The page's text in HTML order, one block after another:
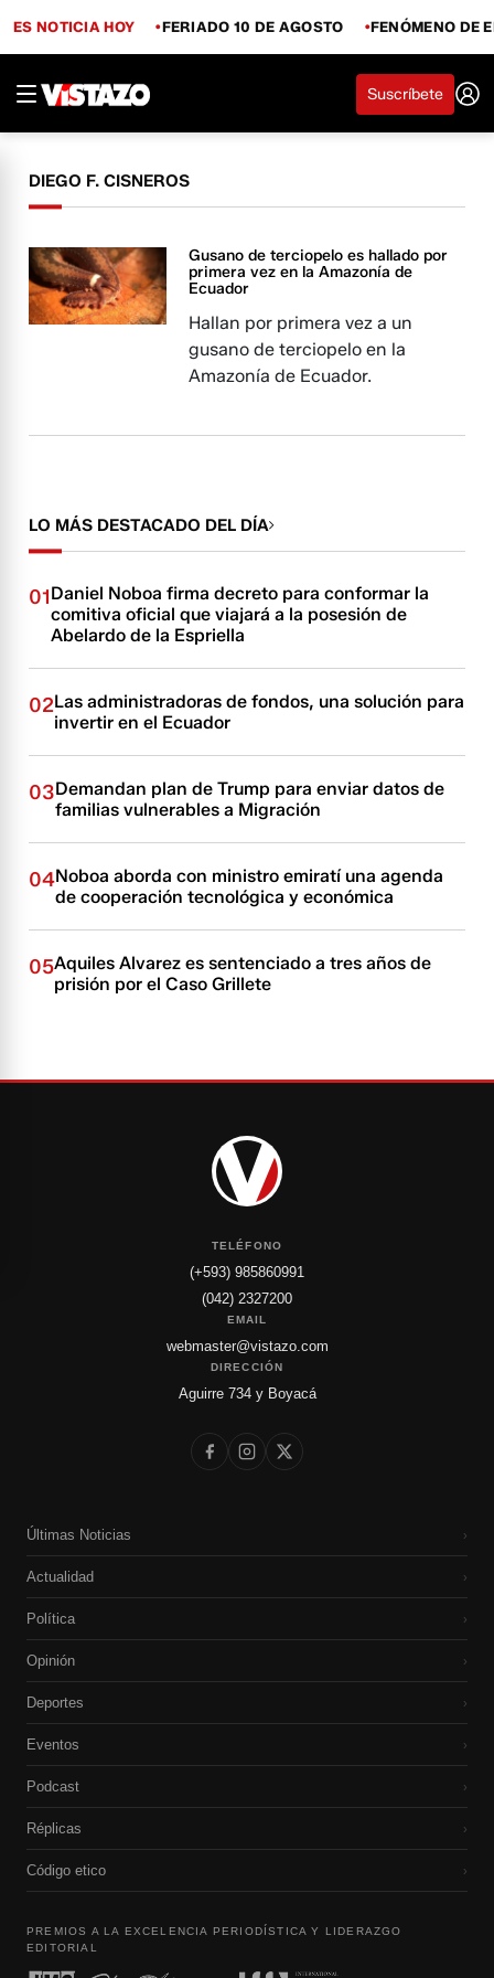
ES NOTICIA HOY FERIADO 10 DE AGOSTO FENÓMENO DE
Suscríbete
DIEGO F. CISNEROS
Gusano de terciopelo es hallado por
primera vez en la Amazonía de
Ecuador
Hallan por primera vez a un
gusano de terciopelo en la
Amazonía de Ecuador.
LO MÁS DESTACADO DEL DÍA
01Daniel Noboa firma decreto para conformar la
comitiva oficial que viajará a la posesión de
Abelardo de la Espriella
02Las administradoras de fondos, una solución para
invertir en el Ecuador
03Demandan plan de Trump para enviar datos de
familias vulnerables a Migración
04Noboa aborda con ministro emiratí una agenda
de cooperación tecnológica y económica
05Aquiles Alvarez es sentenciado a tres años de
prisión por el Caso Grillete
TELÉFONO
(+593) 985860991
(042) 2327200
EMAIL
webmaster@vistazo.com
DIRECCIÓN
Aguirre 734 y Boyacá
Últimas Noticias ›
Actualidad ›
Política ›
Opinión ›
Deportes ›
Eventos ›
Podcast ›
Réplicas ›
Código etico ›
PREMIOS A LA EXCELENCIA PERIODÍSTICA Y LIDERAZGO
EDITORIAL